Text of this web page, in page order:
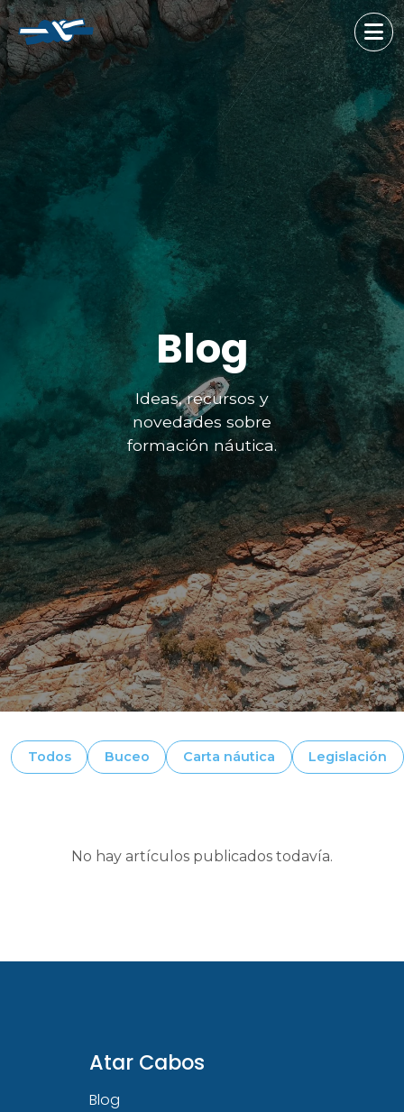
Blog
Ideas, recursos y
novedades sobre
formación náutica.
Todos Buceo Carta náutica Legislación
No hay artículos publicados todavía.
Atar Cabos
Blog